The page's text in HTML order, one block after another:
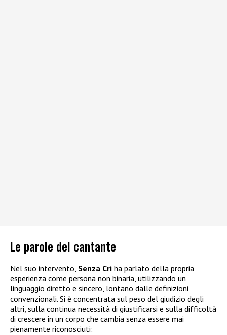
Le parole del cantante
Nel suo intervento, Senza Cri ha parlato della propria
esperienza come persona non binaria, utilizzando un
linguaggio diretto e sincero, lontano dalle definizioni
convenzionali. Si è concentrata sul peso del giudizio degli
altri, sulla continua necessità di giustificarsi e sulla difficoltà
di crescere in un corpo che cambia senza essere mai
pienamente riconosciuti: